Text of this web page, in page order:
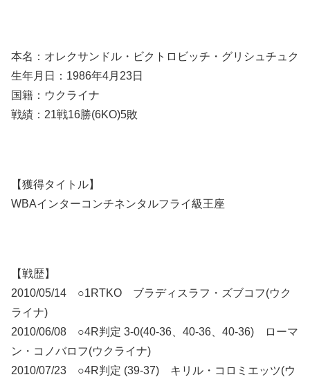
本名：オレクサンドル・ビクトロビッチ・グリシュチュク
生年月日：1986年4月23日
国籍：ウクライナ
戦績：21戦16勝(6KO)5敗
【獲得タイトル】
WBAインターコンチネンタルフライ級王座
【戦歴】
2010/05/14 ○1RTKO ブラディスラフ・ズブコフ(ウク
ライナ)
2010/06/08 ○4R判定 3-0(40-36、40-36、40-36) ローマ
ン・コノバロフ(ウクライナ)
2010/07/23 ○4R判定 (39-37) キリル・コロミエッツ(ウ